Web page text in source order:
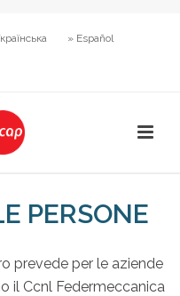
» Español
PERSONE
prevede per le aziende
il Ccnl Federmeccanica